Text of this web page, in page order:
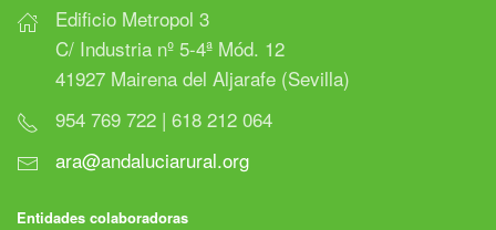
Edificio Metropol 3
C/ Industria nº 5-4ª Mód. 12
41927 Mairena del Aljarafe (Sevilla)
954 769 722 | 618 212 064
ara@andaluciarural.org
Entidades colaboradoras